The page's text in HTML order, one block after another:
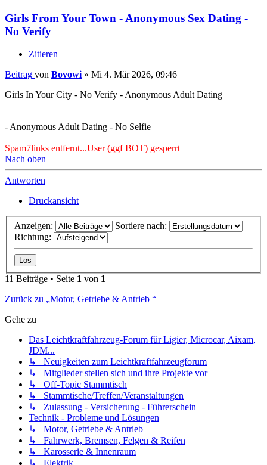
Girls From Your Town - Anonymous Sex Dating -
No Verify
Zitieren
Beitrag von Bovowi » Mi 4. Mär 2026, 09:46
Girls In Your City - No Verify - Anonymous Adult Dating
- Anonymous Adult Dating - No Selfie
Spam7links entfernt...User (ggf BOT) gesperrt
Nach oben
Antworten
Druckansicht
Anzeigen:
Sortiere nach:
Richtung:
11 Beiträge • Seite 1 von 1
Zurück zu „Motor, Getriebe & Antrieb “
Gehe zu
Das Leichtkraftfahrzeug-Forum für Ligier, Microcar, Aixam,
JDM...
↳ Neuigkeiten zum Leichtkraftfahrzeugforum
↳ Mitglieder stellen sich und ihre Projekte vor
↳ Off-Topic Stammtisch
↳ Stammtische/Treffen/Veranstaltungen
↳ Zulassung - Versicherung - Führerschein
Technik - Probleme und Lösungen
↳ Motor, Getriebe & Antrieb
↳ Fahrwerk, Bremsen, Felgen & Reifen
↳ Karosserie & Innenraum
↳ Elektrik